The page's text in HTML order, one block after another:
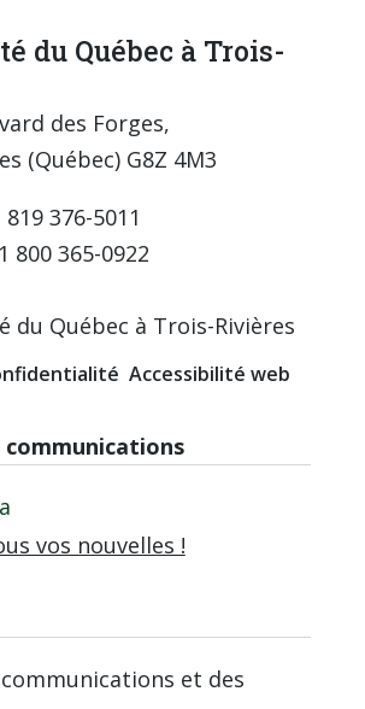
du Québec à Trois-
des Forges,
(Québec) G8Z 4M3
376-5011
800 365-0922
du Québec à Trois-Rivières
Accessibilité web
communications
vos nouvelles !
et des